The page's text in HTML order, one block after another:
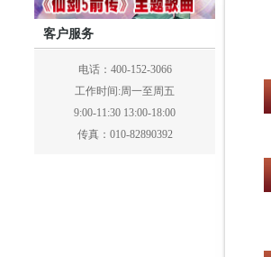
客户服务
电话：400-152-3066
工作时间:周一至周五
9:00-11:30 13:00-18:00
传真：010-82890392